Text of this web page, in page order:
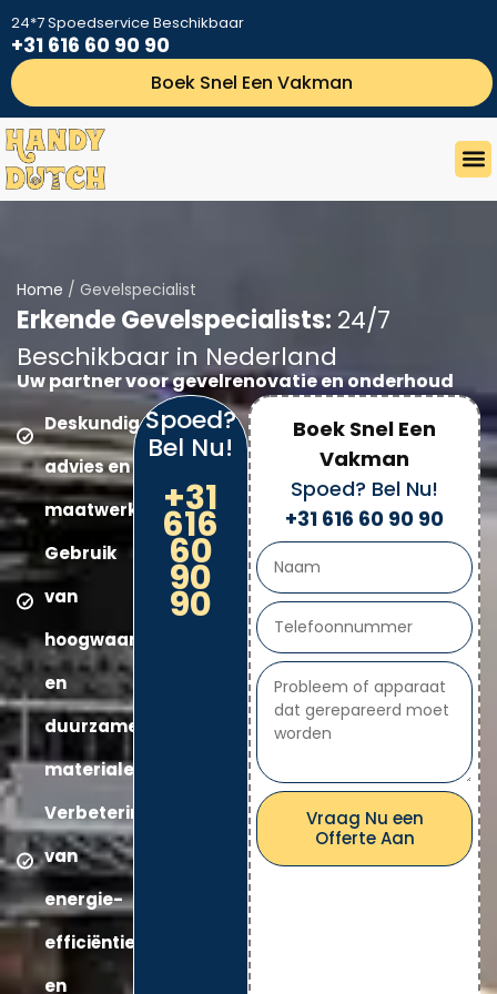
24*7 Spoedservice Beschikbaar
+31 616 60 90 90
Boek Snel Een Vakman
Home / Gevelspecialist
Erkende Gevelspecialists: 24/7
Beschikbaar in Nederland
Uw partner voor gevelrenovatie en onderhoud
Deskundig
advies en
maatwerkoplossingen
Gebruik
van
hoogwaardige
en
duurzame
materialen
Verbetering
van
energie-
efficiëntie
en
Spoed?
Bel Nu!
+31
616
60
90
90
Boek Snel Een
Vakman
Spoed? Bel Nu!
+31 616 60 90 90
Vraag Nu een
Offerte Aan